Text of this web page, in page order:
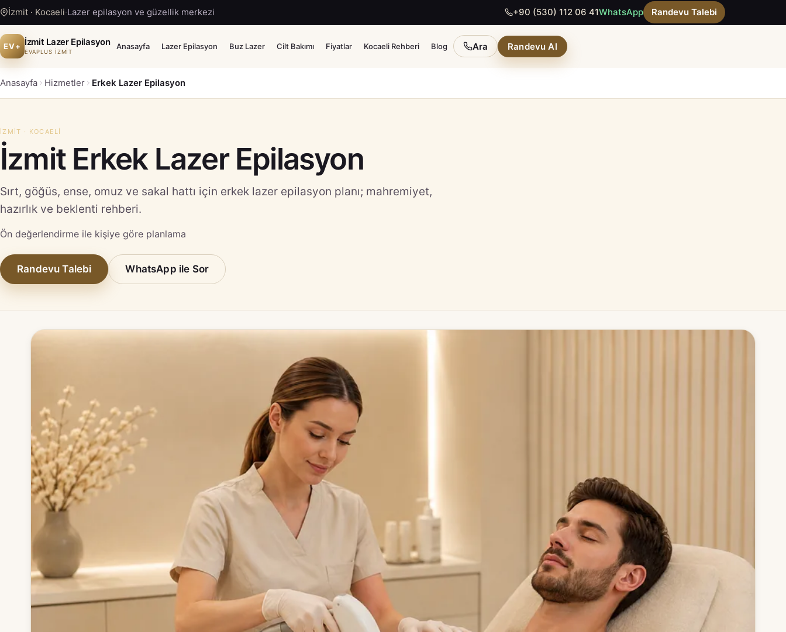
İzmit · Kocaeli·Lazer epilasyon ve güzellik merkezi +90 (530) 112 06 41WhatsApp Randevu Talebi
EV+ İzmit Lazer Epilasyon
EVAPLUS İZMİT
Anasayfa Lazer Epilasyon Buz Lazer Cilt Bakımı Fiyatlar Kocaeli Rehberi Blog Ara Randevu Al
Anasayfa Hizmetler Erkek Lazer Epilasyon
İZMIT · KOCAELI
İzmit Erkek Lazer Epilasyon
Sırt, göğüs, ense, omuz ve sakal hattı için erkek lazer epilasyon planı; mahremiyet,
hazırlık ve beklenti rehberi.
Ön değerlendirme ile kişiye göre planlama
Randevu Talebi WhatsApp ile Sor